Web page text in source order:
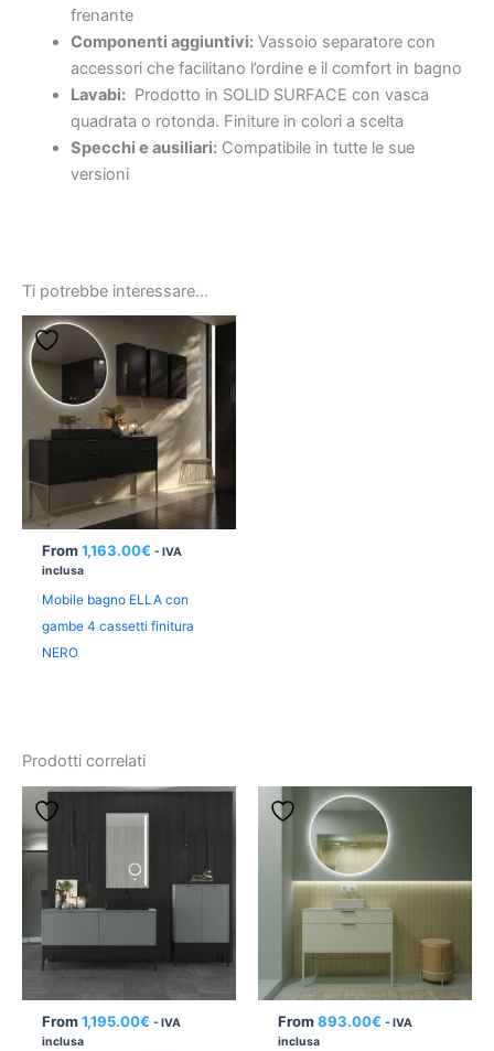
frenante
Componenti aggiuntivi:Vassoio separatore con
accessori che facilitano l’ordine e il comfort in bagno
Lavabi:Prodotto in SOLID SURFACE con vasca
quadrata o rotonda. Finiture in colori a scelta
Specchi e ausiliari:Compatibile in tutte le sue
versioni
Ti potrebbe interessare…
From 1,163.00€ - IVA
inclusa
Mobile bagno ELLA con
gambe 4 cassetti finitura
NERO
Prodotti correlati
From 1,195.00€ - IVA
inclusa
From 893.00€ - IVA
inclusa